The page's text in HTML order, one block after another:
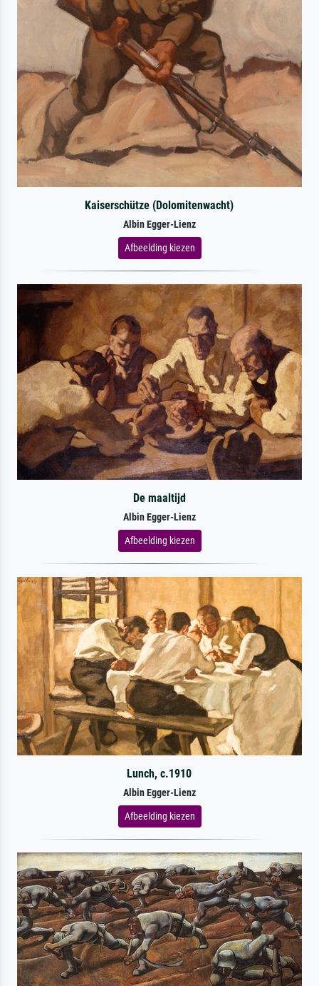
Kaiserschütze (Dolomitenwacht)
Albin Egger-Lienz
Afbeelding kiezen
De maaltijd
Albin Egger-Lienz
Afbeelding kiezen
Lunch, c.1910
Albin Egger-Lienz
Afbeelding kiezen